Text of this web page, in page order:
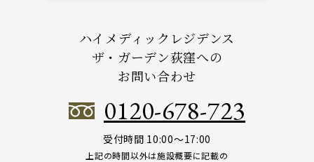
ハイメディックレジデンス
ザ・ガーデン荻窪への
お問い合わせ
0120-678-723
受付時間 10:00～17:00
上記の時間以外は施設概要に記載の